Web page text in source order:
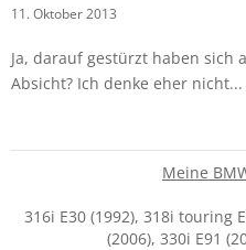
11. Oktober 2013
Ja, darauf gestürzt haben sich
Absicht? Ich denke eher nicht...
Meine
316i E30 (1992), 318i touring
(2006), 330i E91